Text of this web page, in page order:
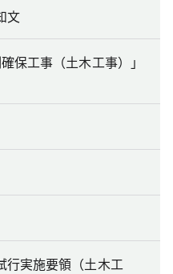
文
保工事（土木工事）」
行実施要領（土木工